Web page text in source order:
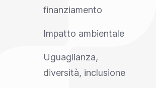
finanziamento
Impatto ambientale
Uguaglianza,
diversità, inclusione